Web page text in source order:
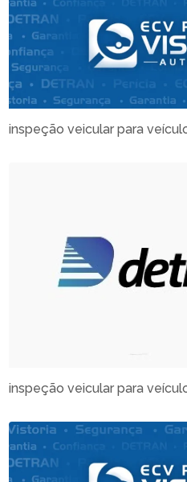
inspeção veicular para
inspeção veicular para